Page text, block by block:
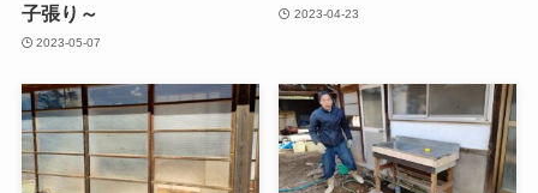
子張り～
2023-05-07
2023-04-23